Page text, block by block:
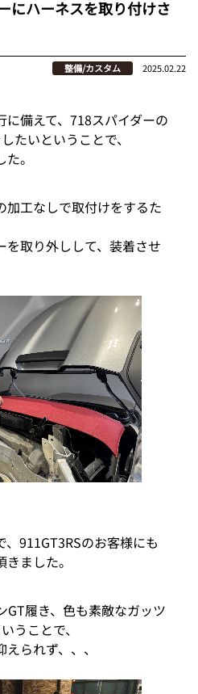
にハーネスを取り付けさ
整備/カスタム 2025.02.22
備えて、718スパイダーの
たいということで、
。
加工なしで取付けをするた
取り外しして、装着させ
911GT3RSのお客様にも
ました。
GT履き、色も素敵なガッツ
うことで、
られず、、、